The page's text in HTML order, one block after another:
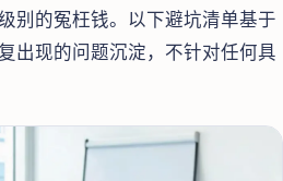
别的冤枉钱。以下避坑清单基于
出现的问题沉淀，不针对任何具